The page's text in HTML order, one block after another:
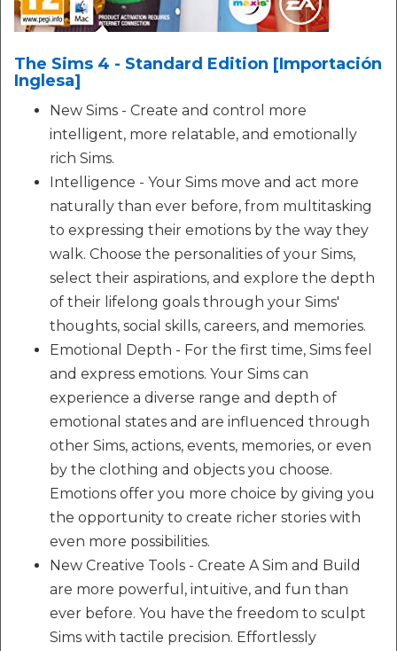
The Sims 4 - Standard Edition [Importación
Inglesa]
New Sims - Create and control more
intelligent, more relatable, and emotionally
rich Sims.
Intelligence - Your Sims move and act more
naturally than ever before, from multitasking
to expressing their emotions by the way they
walk. Choose the personalities of your Sims,
select their aspirations, and explore the depth
of their lifelong goals through your Sims'
thoughts, social skills, careers, and memories.
Emotional Depth - For the first time, Sims feel
and express emotions. Your Sims can
experience a diverse range and depth of
emotional states and are influenced through
other Sims, actions, events, memories, or even
by the clothing and objects you choose.
Emotions offer you more choice by giving you
the opportunity to create richer stories with
even more possibilities.
New Creative Tools - Create A Sim and Build
are more powerful, intuitive, and fun than
ever before. You have the freedom to sculpt
Sims with tactile precision. Effortlessly